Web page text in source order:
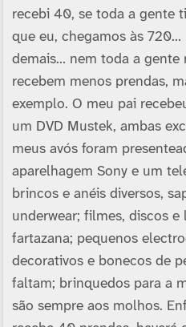
recebi 40, se toda a gente
que eu, chegamos às 720…
demais… nem toda a gente
recebem menos prendas,
exemplo. O meu pai
um DVD Mustek, ambas
meus avós foram
aparelhagem Sony e um
brincos e anéis diversos,
underwear; filmes, discos e
fartazana; pequenos
decorativos e bonecos de
faltam; brinquedos para a
são sempre aos molhos.